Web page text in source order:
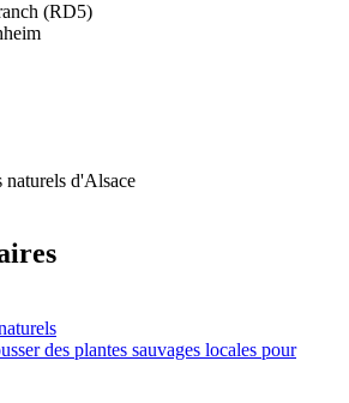
(RD5)
naturels d'Alsace
des plantes sauvages locales pour